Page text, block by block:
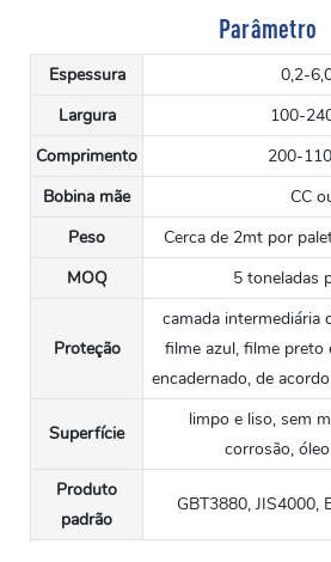
Parâmetro
Espessura
0,2-
Largura
100-
Comprimento
200-
Bobina mãe
CC
Peso
Cerca de 2mt por
MOQ
5 toneladas
Proteção
camada intermediária
filme azul, filme preto
encadernado, de
Superfície
limpo e liso, sem
corrosão,
Produto
padrão
GBT3880, JIS4000,